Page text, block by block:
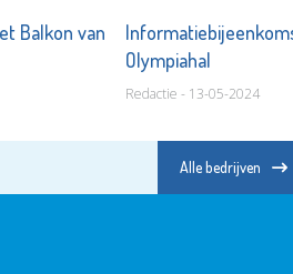
Balkon van
Olympiahal
Redactie - 13-05-2024
Alle bedrijven